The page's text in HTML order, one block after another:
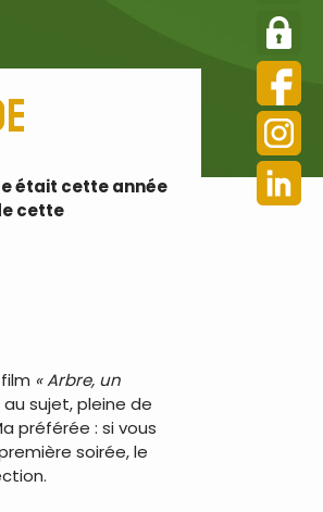
était cette année
cette
« Arbre, un
sujet, pleine de
préférée : si vous
soirée, le